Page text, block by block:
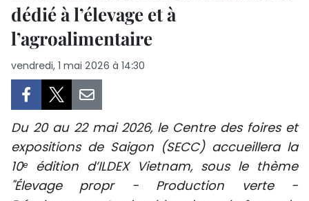
POLITIQUE
CULTURE
TOURISME
ENVIRONNEMENT
dédié à l’élevage et à
l’agroalimentaire
vendredi, 1 mai 2026 à 14:30
Du 20 au 22 mai 2026, le Centre des foires et
expositions de Saigon (SECC) accueillera la
10ᵉ édition d’ILDEX Vietnam, sous le thème
"Élevage propr - Production verte -